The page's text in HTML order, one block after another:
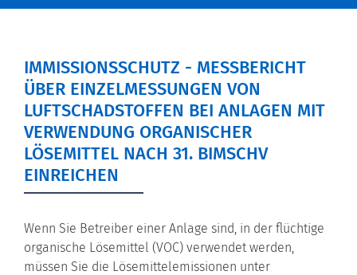
IMMISSIONSSCHUTZ - MESSBERICHT
ÜBER EINZELMESSUNGEN VON
LUFTSCHADSTOFFEN BEI ANLAGEN MIT
VERWENDUNG ORGANISCHER
LÖSEMITTEL NACH 31. BIMSCHV
EINREICHEN
Wenn Sie Betreiber einer Anlage sind, in der flüchtige
organische Lösemittel (VOC) verwendet werden,
müssen Sie die Lösemittelemissionen unter